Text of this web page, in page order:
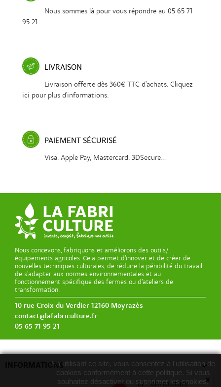
Nous sommes là pour vous répondre au 05 65 71
95 21
LIVRAISON
Livraison offerte dès 360€ TTC d'achats. Cliquez
ici pour plus d'informations.
PAIEMENT SÉCURISÉ
Visa, Apple Pay, Mastercard, 3DSecure...
Nous concevons, fabriquons et améliorons des outils/
équipements agricoles. Cela permet d’innover et de créer de
nouvelles techniques culturales, de réduire la pénibilité du travail,
de s’adapter aux normes environnementales et au
fonctionnement spécifique des fermes ou d’ateliers de
transformation.
10 rue Croix du Verdier 12160 Moyrazès
contact@lafabriculture.fr
05 65 71 95 21
INFORMATIONS 
En utilisant ce site, vous consentez à l'utilisation de
cookies conformément à cette politique. Si vous
souhaitez désactiver ou supprimer les cookies,
La Fabriculture x